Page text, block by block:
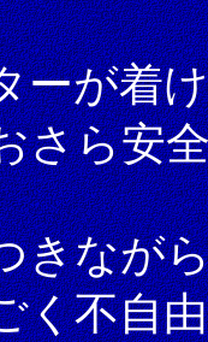
ーが着
さら安
きなが
く不自